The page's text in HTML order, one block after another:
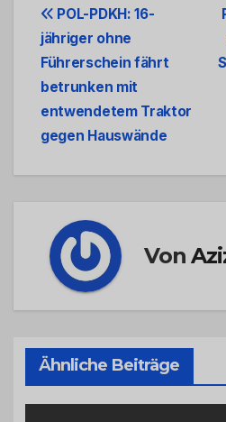
Beitrags-
Navigation
POL-PDKH: 16-
jähriger ohne
Führerschein fährt
betrunken mit
entwendetem Traktor
gegen Hauswände
Von
Ähnliche Beiträge